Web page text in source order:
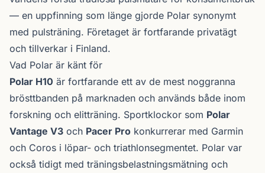
— en uppfinning som länge gjorde Polar synonymt
med pulsträning. Företaget är fortfarande privatägt
och tillverkar i Finland.
Vad Polar är känt för
Polar H10 är fortfarande ett av de mest noggranna
brösttbanden på marknaden och används både inom
forskning och elitträning. Sportklockor som Polar
Vantage V3 och Pacer Pro konkurrerar med Garmin
och Coros i löpar- och triathlon­segmentet. Polar var
också tidigt med träningsbelastnings­mätning och